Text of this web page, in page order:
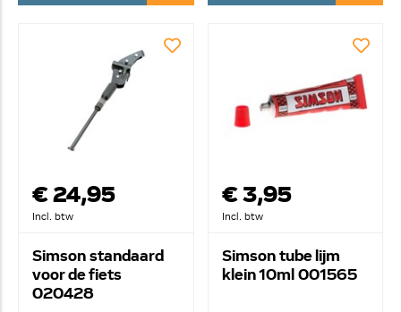
€ 24,95
Incl. btw
Simson standaard
voor de fiets
020428
€ 3,95
Incl. btw
Simson tube lijm
klein 10ml 001565